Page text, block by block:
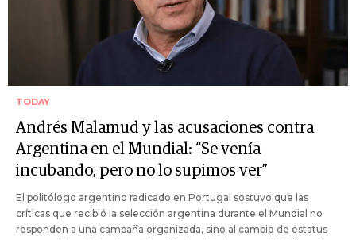
TODAY
Andrés Malamud y las acusaciones contra
Argentina en el Mundial: “Se venía
incubando, pero no lo supimos ver”
El politólogo argentino radicado en Portugal sostuvo que las
críticas que recibió la selección argentina durante el Mundial no
responden a una campaña organizada, sino al cambio de estatus